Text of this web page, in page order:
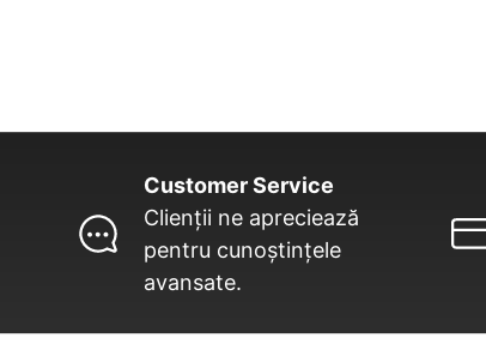
Customer Service
Clienții ne apreciează
pentru cunoștințele
avansate.